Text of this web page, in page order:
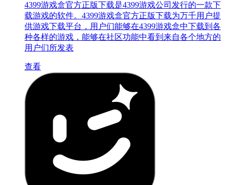
4399游戏盒官方正版下载是4399游戏公司发行的一款下
载游戏的软件。4399游戏盒官方正版下载为万千用户提
供游戏下载平台，用户们能够在4399游戏盒中下载到各
种各样的游戏，能够在社区功能中看到来自各个地方的
用户们所发表
查看